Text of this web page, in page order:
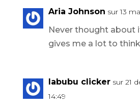
Aria Johnson sur 13
‌‍‌‍‌‌‌‌‌‍‍‍‌‌‍‌‌‍‍‌‍‌‌‍‌‍‍‍‌‍‍‌‌‍‍‌‌‍‌‍‌‍‍‍‌‍‌‌‌‍‍‍‌‍‌‌‌‍‍‍‌‌‍‌‌‌‍‍‍‌‌‍‌‍‍‌‌‌‍‌‌‌‍‍‌‌‌‌‌‌‍‍‌‌‌‌‌‌‍‍‌‌‌‌‌‌‍‍‍‌‌‌‌‌‍‍‍‌‌‌‌‍‍‌‌‌‌‍‌‍‍‌‌‍‌‍‌‍‍‌‌‌‍‌‌‍‍‌‌‍‍‌‌‌‍‍‌‌‌‍‌‌‍‍‌‍‌‌‌‍‍‌‌‍‌‌Never thought about
gives me a lot to
labubu clicker sur 21
14:49